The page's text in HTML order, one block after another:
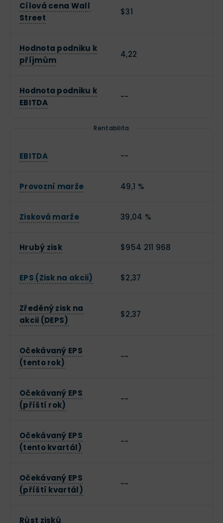
Cílová cena Wall
Street
$31
Hodnota podniku k
příjmům
4,22
Hodnota podniku k
EBITDA
--
Rentabilita
EBITDA --
Provozní marže 49,1 %
Zisková marže 39,04 %
Hrubý zisk $954 211 968
EPS (Zisk na akcii) $2,37
Zředěný zisk na
akcii (DEPS)
$2,37
Očekávaný EPS
(tento rok)
--
Očekávaný EPS
(příští rok)
--
Očekávaný EPS
(tento kvartál)
--
Očekávaný EPS
(příští kvartál)
--
Růst zisků